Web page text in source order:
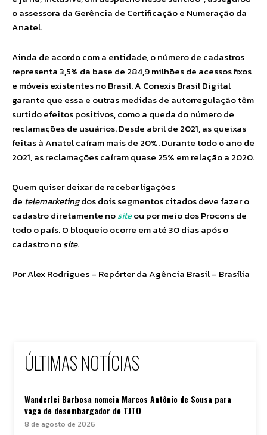
o assessora da Gerência de Certificação e Numeração da
Anatel.
Ainda de acordo com a entidade, o número de cadastros
representa 3,5% da base de 284,9 milhões de acessos fixos
e móveis existentes no Brasil. A Conexis Brasil Digital
garante que essa e outras medidas de autorregulação têm
surtido efeitos positivos, como a queda do número de
reclamações de usuários. Desde abril de 2021, as queixas
feitas à Anatel caíram mais de 20%. Durante todo o ano de
2021, as reclamações caíram quase 25% em relação a 2020.
Quem quiser deixar de receber ligações
de telemarketingdos dois segmentos citados deve fazer o
cadastro diretamente nositeou por meio dos Procons de
todo o país. O bloqueio ocorre em até 30 dias após o
cadastro nosite.
Por Alex Rodrigues – Repórter da Agência Brasil – Brasília
ÚLTIMAS NOTÍCIAS
Wanderlei Barbosa nomeia Marcos Antônio de Sousa para
vaga de desembargador do TJTO
8 de agosto de 2026